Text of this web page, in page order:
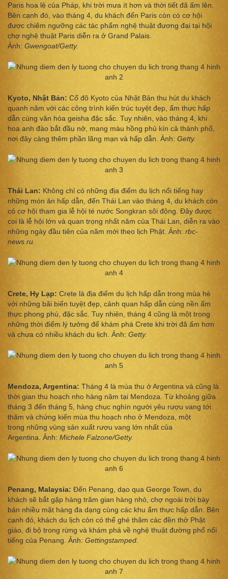
Paris hoa lệ của Pháp, khi trời mưa ít hơn và thời tiết đã ấm lên.
Bên cạnh đó, vào tháng 4, du khách đến Paris còn có cơ hội
được chiêm ngưỡng các tác phẩm nghệ thuật đương đại tại hội
chợ nghệ thuật Paris diễn ra ở Grand Palais.
Ảnh: Gwengoat/Getty.
Kyoto, Nhật Bản: Cố đô Kyoto của Nhật Bản thu hút du khách
quanh năm với các công trình kiến trúc tuyệt đẹp, ẩm thực hấp
dẫn cùng văn hóa geisha đặc sắc. Tuy nhiên, vào tháng 4, khi
hoa anh đào bắt đầu nở, mang màu hồng phủ kín cả thành phố,
nơi đây càng thêm phần lãng mạn và hấp dẫn. Ảnh: Getty.
Thái Lan: Không chỉ có những địa điểm du lịch nổi tiếng hay
những món ăn hấp dẫn, đến Thái Lan vào tháng 4, du khách còn
có cơ hội tham gia lễ hội té nước Songkran sôi động. Đây được
coi là lễ hội lớn và quan trọng nhất năm của Thái Lan, diễn ra vào
những ngày đầu tiên của năm mới theo lịch Phật. Ảnh: rbc-
news.ru.
Crete, Hy Lạp: Crete là địa điểm du lịch hấp dẫn trong mùa hè
với những bãi biển tuyệt đẹp, cảnh quan hấp dẫn cùng nền ẩm
thực phong phú, đặc sắc. Tuy nhiên, tháng 4 cũng là một trong
những thời điểm lý tưởng để khám phá Crete khi trời đã ấm hơn
và chưa có nhiều khách du lịch. Ảnh: Getty.
Mendoza, Argentina: Tháng 4 là mùa thu ở Argentina và cũng là
thời gian thu hoạch nho hàng năm tại Mendoza. Từ khoảng giữa
tháng 3 đến tháng 5, hàng chục nghìn người yêu rượu vang tới
thăm và chứng kiến mùa thu hoạch nho ở Mendoza, một
trong những vùng sản xuất rượu vang lớn nhất của
Argentina. Ảnh: Michele Falzone/Getty.
Penang, Malaysia: Đến Penang, dạo qua George Town, du
khách sẽ bắt gặp hàng trăm gian hàng nhỏ, chợ ngoài trời bày
bán nhiều mặt hàng đa dạng cùng các khu ẩm thực hấp dẫn. Bên
cạnh đó, khách du lịch còn có thể ghé thăm các đền thờ Phật
giáo, đi bộ trong rừng và khám phá về nghệ thuật đường phố nổi
tiếng của Penang. Ảnh: Gettingstamped.